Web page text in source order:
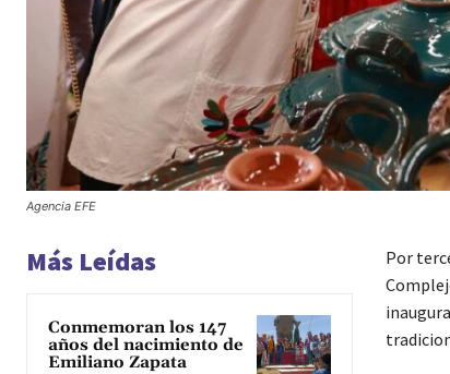
Agencia EFE
Más Leídas
Conmemoran los 147
años del nacimiento de
Emiliano Zapata
Por